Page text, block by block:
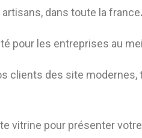
dans toute la france.
pour les entreprises au
clients des site
vitrine pour présenter